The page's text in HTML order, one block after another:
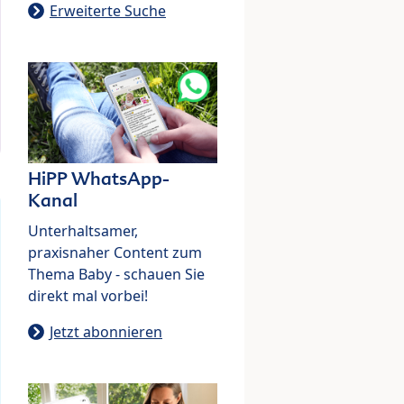
Erweiterte Suche
HiPP WhatsApp-
Kanal
Unterhaltsamer,
praxisnaher Content zum
Thema Baby - schauen Sie
direkt mal vorbei!
Jetzt abonnieren